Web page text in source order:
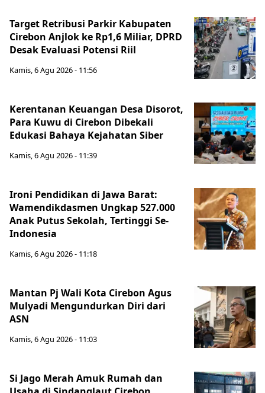
Target Retribusi Parkir Kabupaten
Cirebon Anjlok ke Rp1,6 Miliar, DPRD
Desak Evaluasi Potensi Riil
Kamis, 6 Agu 2026 - 11:56
Kerentanan Keuangan Desa Disorot,
Para Kuwu di Cirebon Dibekali
Edukasi Bahaya Kejahatan Siber
Kamis, 6 Agu 2026 - 11:39
Ironi Pendidikan di Jawa Barat:
Wamendikdasmen Ungkap 527.000
Anak Putus Sekolah, Tertinggi Se-
Indonesia
Kamis, 6 Agu 2026 - 11:18
Mantan Pj Wali Kota Cirebon Agus
Mulyadi Mengundurkan Diri dari
ASN
Kamis, 6 Agu 2026 - 11:03
Si Jago Merah Amuk Rumah dan